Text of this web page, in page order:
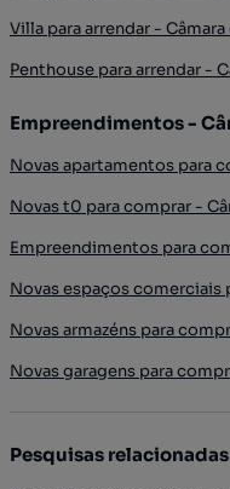
Villa para arrendar -
Penthouse para arrendar -
Empreendimentos -
Novas apartamentos para
Novas t0 para comprar -
Empreendimentos para
Novas espaços comerciais
Novas armazéns para
Novas garagens para
Pesquisas relacionadas